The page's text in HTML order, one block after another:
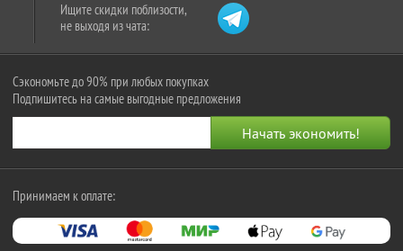
Ищите скидки поблизости,
не выходя из чата:
Сэкономьте до 90% при любых покупках
Подпишитесь на самые выгодные предложения
Принимаем к оплате: